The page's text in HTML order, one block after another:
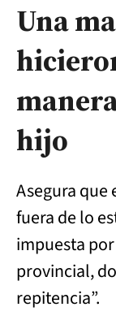
Una
hijo
Asegura
fuera de lo
impuesta
provincial,
repitencia”.